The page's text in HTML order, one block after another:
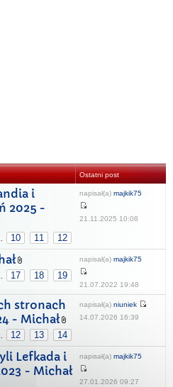
Ostatni post
i
2025 -
10 11 12
napisał(a) majkik75
21.11.2025 10:08
17 18 19
napisał(a) majkik75
21.07.2022 19:48
stronach
- Michał
12 13 14
napisał(a) niuniek
14.07.2026 16:39
Lefkada i
- Michał
napisał(a) majkik75
27.01.2026 09:27